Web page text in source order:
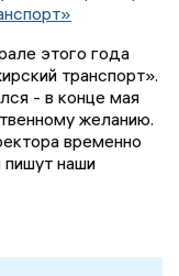
этого года
транспорт».
- в конце мая
желанию.
временно
наши